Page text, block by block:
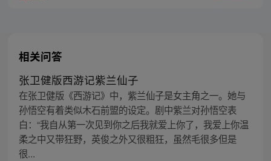
相关问答
张卫健版西游记紫兰仙子
在张卫健版《西游记》中，紫兰仙子是女主角之一。她与
孙悟空有着类似木石前盟的设定。剧中紫兰对孙悟空表
白：“我自从第一次见到你之后我就爱上你了，我爱上你温
柔之中又带狂野，英俊之外又很粗狂，虽然毛很多但是
很...